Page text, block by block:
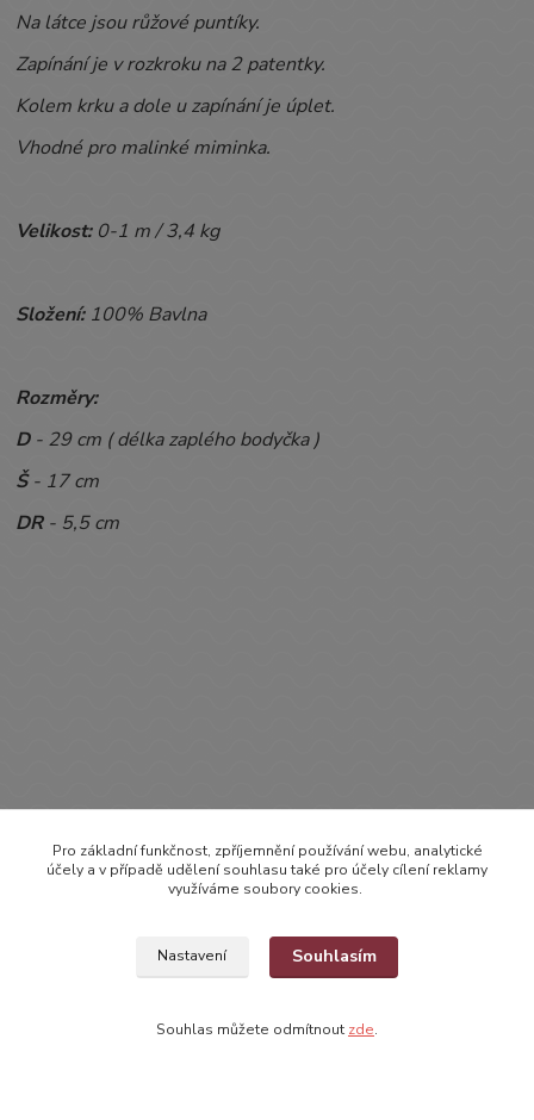
Na látce jsou růžové puntíky.
Zapínání je v rozkroku na 2 patentky.
Kolem krku a dole u zapínání je úplet.
Vhodné pro malinké miminka.
Velikost:0-1 m / 3,4 kg
Složení: 100% Bavlna
Rozměry:
D - 29 cm ( délka zaplého bodyčka )
Š- 17 cm
DR - 5,5 cm
Zboží zařazeno v kategoriích
OBLEČENÍ
Pro základní funkčnost, zpříjemnění používání webu, analytické
účely a v případě udělení souhlasu také pro účely cílení reklamy
využíváme soubory cookies.
Nastavení Souhlasím
Souhlas můžete odmítnout zde.